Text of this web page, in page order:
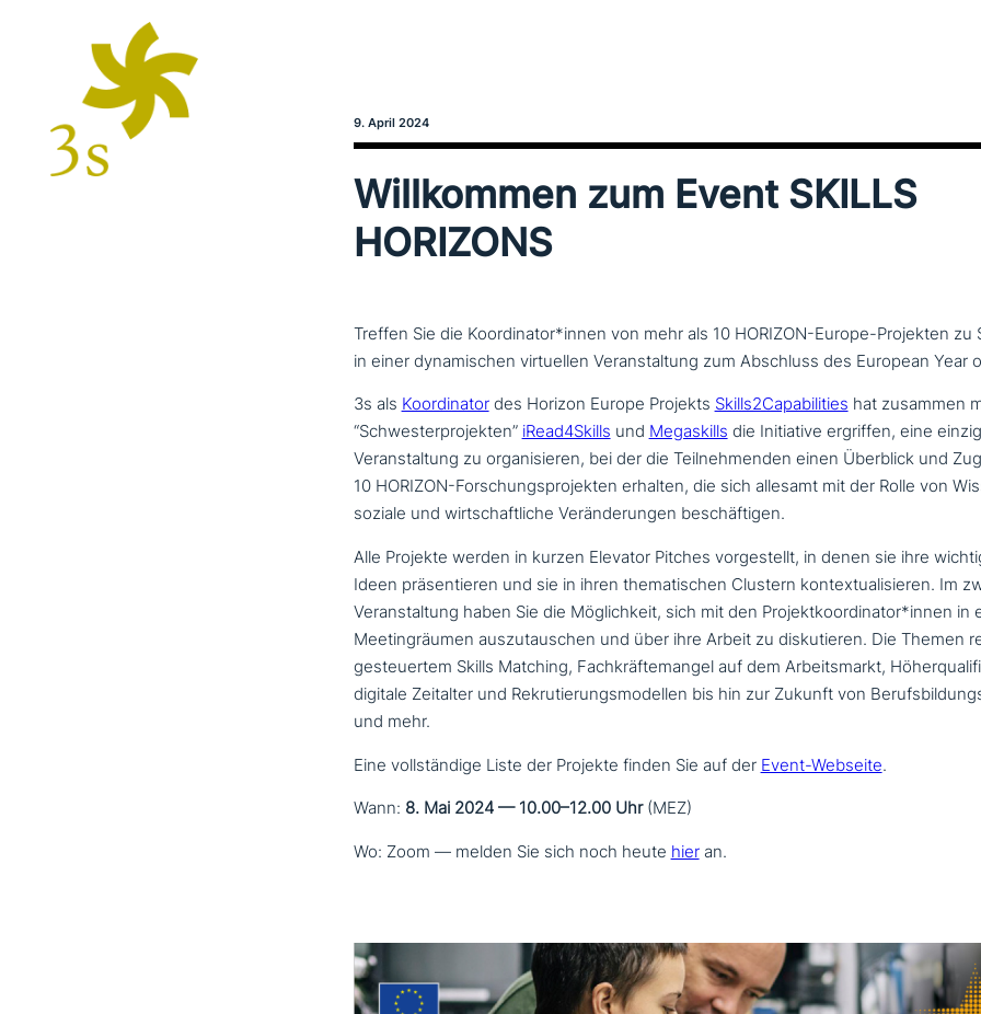
9. April 2024
Willkommen zum Event SKILLS
HORIZONS
Treffen Sie die Koordinator*innen von mehr als 10 HORIZON-Europe-Projekten zu
in einer dynamischen virtuellen Veranstaltung zum Abschluss des European Year
3s als Koordinatordes Horizon Europe Projekts Skills2Capabilities hat zusammen
“Schwesterprojekten” iRead4Skills und Megaskills die Initiative ergriffen, eine
Veranstaltung zu orga­ni­sie­ren, bei der die Teilnehmenden einen Überblick und
10 HORIZON-Forschungsprojekten erhalten, die sich allesamt mit der Rolle von
soziale und wirt­schaft­li­che Veränderungen beschäftigen.
Alle Projekte werden in kurzen Elevator Pitches vor­ge­stellt, in denen sie ihre
Ideen prä­sen­tie­ren und sie in ihren the­ma­ti­schen Clustern kon­tex­tua­li­sie­ren. Im
Veranstaltung haben Sie die Möglichkeit, sich mit den Projektkoordinator*innen in
Meetingräumen aus­zu­tau­schen und über ihre Arbeit zu dis­ku­tie­ren. Die Themen
gesteu­er­tem Skills Matching, Fachkräftemangel auf dem Arbeitsmarkt,
digitale Zeitalter und Rekrutierungsmodellen bis hin zur Zukunft von
und mehr.
Eine voll­stän­di­ge Liste der Projekte finden Sie auf der Event-Webseite.
Wann: 8. Mai 2024 — 10.00–12.00 Uhr(MEZ)
Wo: Zoom — melden Sie sich noch heute hieran.